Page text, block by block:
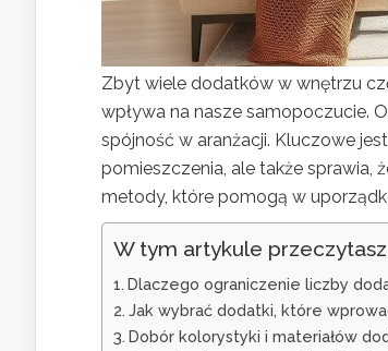
Zbyt wiele dodatków w wnętrzu
wpływa na nasze samopoczucie.
spójność w aranżacji. Kluczowe
pomieszczenia, ale także sprawia,
metody, które pomogą w
W tym artykule przeczytasz
Dlaczego ograniczenie liczby
Jak wybrać dodatki, które
Dobór kolorystyki i materiałów